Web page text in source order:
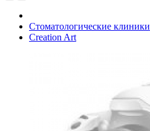
Стоматологические клиники
Creation Art